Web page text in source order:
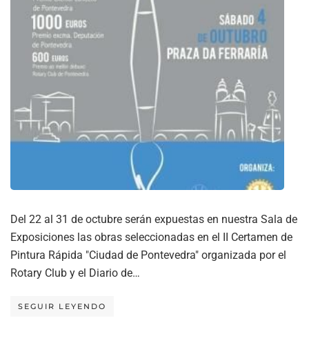
Del 22 al 31 de octubre serán expuestas en nuestra Sala de
Exposiciones las obras seleccionadas en el II Certamen de
Pintura Rápida "Ciudad de Pontevedra" organizada por el
Rotary Club y el Diario de…
SEGUIR LEYENDO